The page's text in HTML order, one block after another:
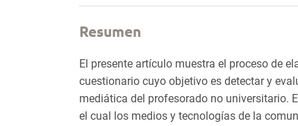
Resumen
El presente artículo muestra el proceso de
cuestionario cuyo objetivo es detectar y
mediática del profesorado no universitario.
el cual los medios y tecnologías de la